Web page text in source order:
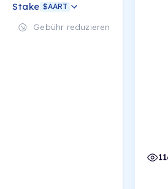
Stake $AART
Gebühr reduzieren